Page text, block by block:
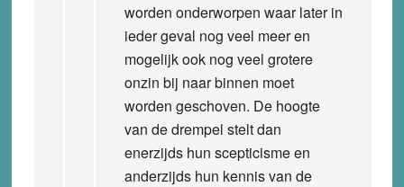
worden onderworpen waar later in
ieder geval nog veel meer en
mogelijk ook nog veel grotere
onzin bij naar binnen moet
worden geschoven. De hoogte
van de drempel stelt dan
enerzijds hun scepticisme en
anderzijds hun kennis van de